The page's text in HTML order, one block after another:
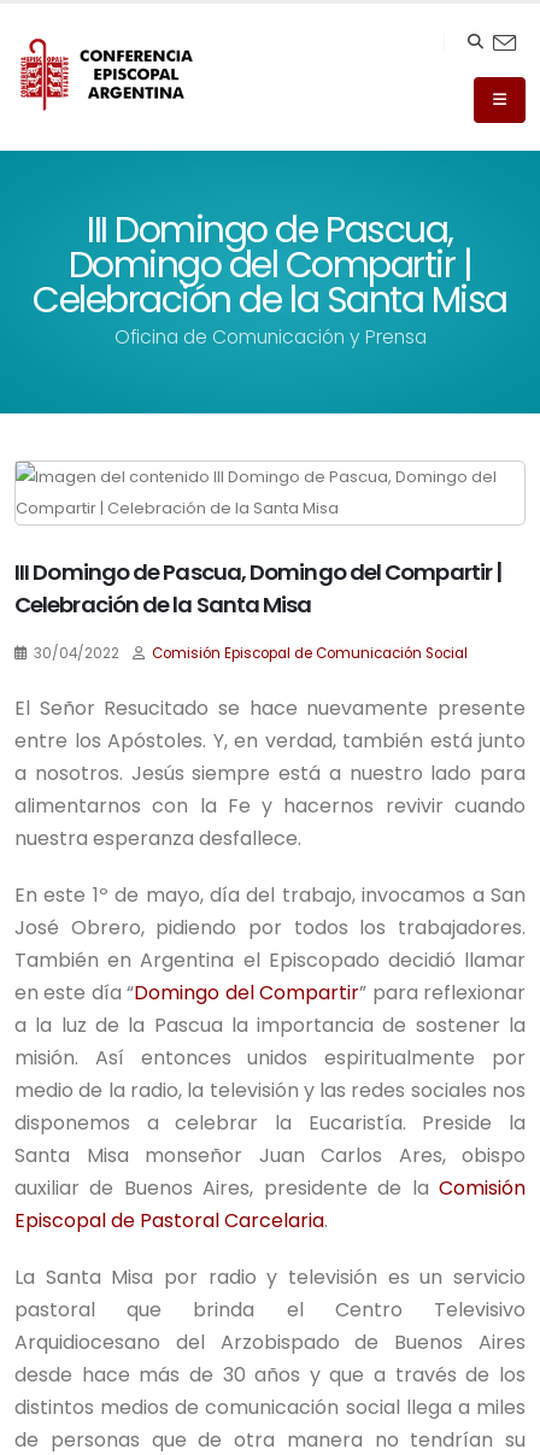
III Domingo de Pascua,
Domingo del Compartir |
Celebración de la Santa Misa
Oficina de Comunicación y Prensa
III Domingo de Pascua, Domingo del Compartir |
Celebración de la Santa Misa
30/04/2022 Comisión Episcopal de Comunicación Social
El Señor Resucitado se hace nuevamente presente
entre los Apóstoles. Y, en verdad, también está junto
a nosotros. Jesús siempre está a nuestro lado para
alimentarnos con la Fe y hacernos revivir cuando
nuestra esperanza desfallece.
En este 1º de mayo, día del trabajo, invocamos a San
José Obrero, pidiendo por todos los trabajadores.
También en Argentina el Episcopado decidió llamar
en este día “Domingo del Compartir” para reflexionar
a la luz de la Pascua la importancia de sostener la
misión. Así entonces unidos espiritualmente por
medio de la radio, la televisión y las redes sociales nos
disponemos a celebrar la Eucaristía. Preside la
Santa Misa monseñor Juan Carlos Ares, obispo
auxiliar de Buenos Aires, presidente de la Comisión
Episcopal de Pastoral Carcelaria.
La Santa Misa por radio y televisión es un servicio
pastoral que brinda el Centro Televisivo
Arquidiocesano del Arzobispado de Buenos Aires
desde hace más de 30 años y que a través de los
distintos medios de comunicación social llega a miles
de personas que de otra manera no tendrían su